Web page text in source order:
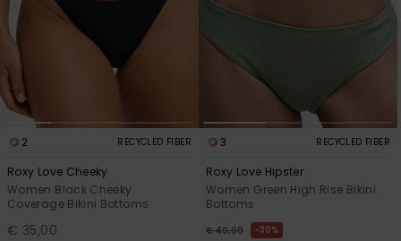
2 RECYCLED FIBER
Roxy Love Cheeky
Women Black Cheeky
Coverage Bikini Bottoms
€ 35,00
3 RECYCLED FIBER
Roxy Love Hipster
Women Green High Rise Bikini
Bottoms
€ 40,00 30%